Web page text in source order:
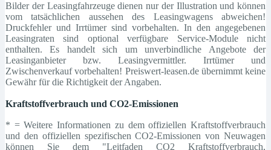
Bilder der Leasingfahrzeuge dienen nur der Illustration und können
vom tatsächlichen aussehen des Leasingwagens abweichen!
Druckfehler und Irrtümer sind vorbehalten. In den angegebenen
Leasingraten sind optional verfügbare Service-Module nicht
enthalten. Es handelt sich um unverbindliche Angebote der
Leasinganbieter bzw. Leasingvermittler. Irrtümer und
Zwischenverkauf vorbehalten! Preiswert-leasen.de übernimmt keine
Gewähr für die Richtigkeit der Angaben.
Kraftstoffverbrauch und CO2-Emissionen
* = Weitere Informationen zu dem offiziellen Kraftstoffverbrauch
und den offiziellen spezifischen CO2-Emissionen von Neuwagen
können Sie dem "Leitfaden CO2 Kraftstoffverbrauch,